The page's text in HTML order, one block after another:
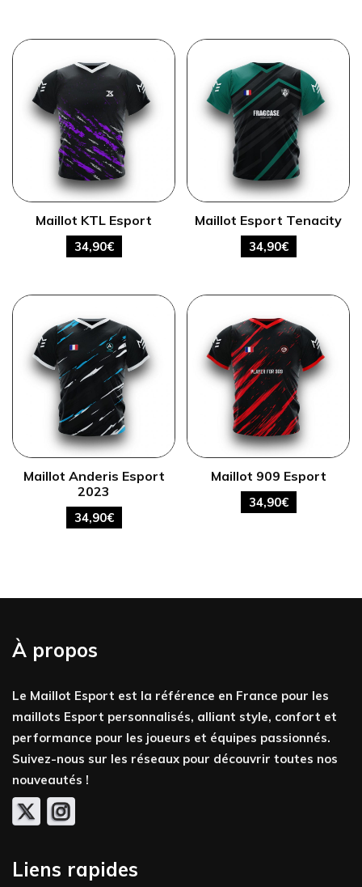
Maillot KTL Esport
34,90€
Maillot Esport Tenacity
34,90€
Maillot Anderis Esport
2023
34,90€
Maillot 909 Esport
34,90€
À propos
Le Maillot Esport est la référence en France pour les
maillots Esport personnalisés, alliant style, confort et
performance pour les joueurs et équipes passionnés.
Suivez-nous sur les réseaux pour découvrir toutes nos
nouveautés !
Liens rapides